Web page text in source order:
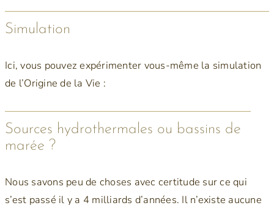
Simulation
Ici, vous pouvez expérimenter vous-même la simulation
de l’Origine de la Vie :
Sources hydrothermales ou bassins de
marée ?
Nous savons peu de choses avec certitude sur ce qui
s’est passé il y a 4 milliards d’années. Il n’existe aucune